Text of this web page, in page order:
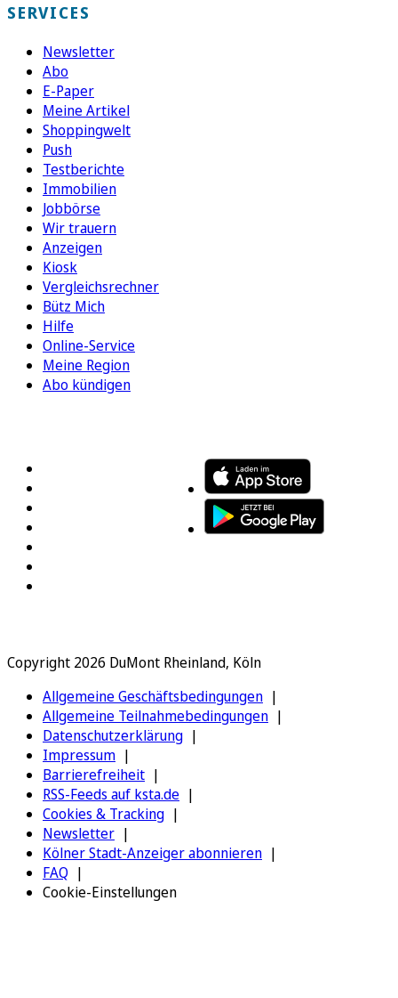
SERVICES
Newsletter
Abo
E-Paper
Meine Artikel
Shoppingwelt
Push
Testberichte
Immobilien
Jobbörse
Wir trauern
Anzeigen
Kiosk
Vergleichsrechner
Bütz Mich
Hilfe
Online-Service
Meine Region
Abo kündigen
Copyright 2026 DuMont Rheinland, Köln
Allgemeine Geschäftsbedingungen
Allgemeine Teilnahmebedingungen
Datenschutzerklärung
Impressum
Barrierefreiheit
RSS-Feeds auf ksta.de
Cookies & Tracking
Newsletter
Kölner Stadt-Anzeiger abonnieren
FAQ
Cookie-Einstellungen